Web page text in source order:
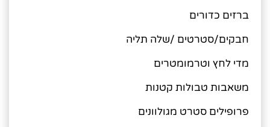
ברזים כדורים
חבקים/סטרטים /שלה תליה
מדי לחץ וטרמומטרים
משאבות טבולות קטנות
פרופילים סטרט מגולוונים